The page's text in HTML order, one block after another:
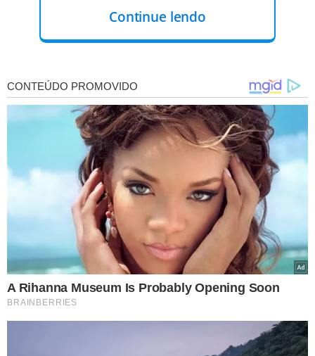
As investigações conduzidas pela Polícia Civil indicam que
o crime foi motivado por uma antiga disputa de terras
entre as partes envolvidas. Este conflito, que já havia
gerado diversos procedimentos policiais, culminou em
um ato de violência extrema, resultando em graves
ferimentos à vítima.
Continue lendo